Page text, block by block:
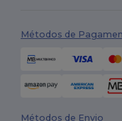
Métodos de
Métodos de Envio